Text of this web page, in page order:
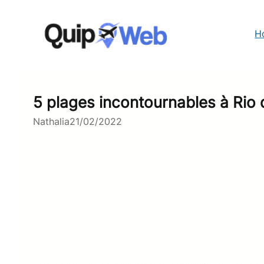
5 plages incontournables à Rio
Nathalia21/02/2022